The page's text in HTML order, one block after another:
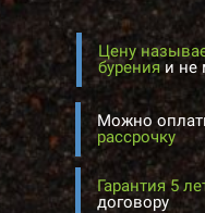
Цену
буренияи не
Можно
рассрочку
Гарантия 5
договору